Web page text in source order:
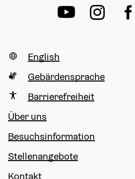
English
Gebärdensprache
Barrierefreiheit
Über uns
Besuchsinformation
Stellenangebote
Kontakt